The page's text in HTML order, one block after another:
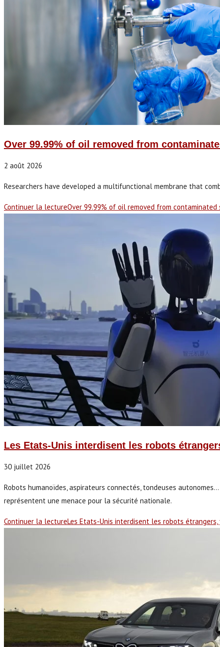
Over 99.99% of oil removed from
2 août 2026
Researchers have developed a multifunctional membrane that
Continuer la lectureOver 99.99% of oil removed from
Les Etats-Unis interdisent les robots
30 juillet 2026
Robots humanoïdes, aspirateurs connectés, tondeuses
représentent une menace pour la sécurité nationale.
Continuer la lectureLes Etats-Unis interdisent les robots